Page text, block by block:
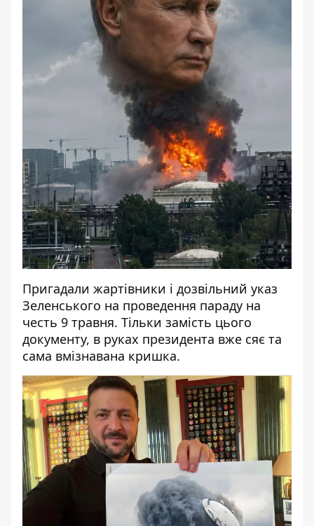
Пригадали жартівники і дозвільний указ
Зеленського на проведення параду на
честь 9 травня. Тільки замість цього
документу, в руках президента вже сяє та
сама вмізнавана кришка.